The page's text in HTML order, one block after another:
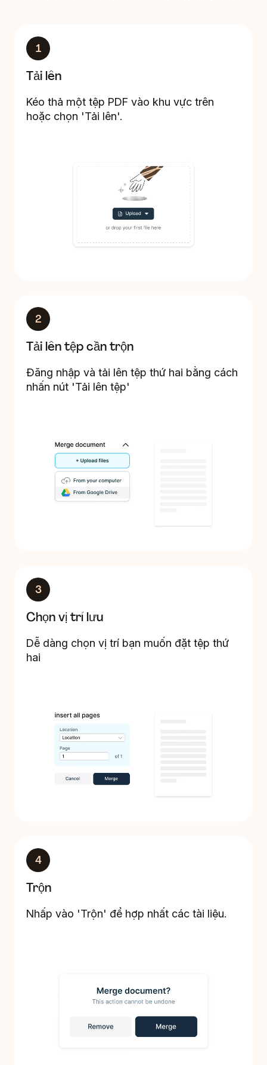
1
Tải lên
Kéo thả một tệp PDF vào khu vực trên
hoặc chọn 'Tải lên'.
2
Tải lên tệp cần trộn
Đăng nhập và tải lên tệp thứ hai bằng cách
nhấn nút 'Tải lên tệp'
3
Chọn vị trí lưu
Dễ dàng chọn vị trí bạn muốn đặt tệp thứ
hai
4
Trộn
Nhấp vào 'Trộn' để hợp nhất các tài liệu.